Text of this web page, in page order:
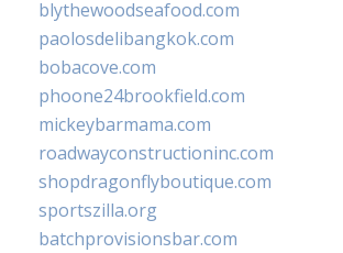
blythewoodseafood.com
paolosdelibangkok.com
bobacove.com
phoone24brookfield.com
mickeybarmama.com
roadwayconstructioninc.com
shopdragonflyboutique.com
sportszilla.org
batchprovisionsbar.com